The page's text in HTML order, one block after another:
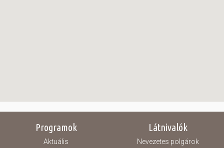
Programok
Aktuális
Látnivalók
Nevezetes polgárok